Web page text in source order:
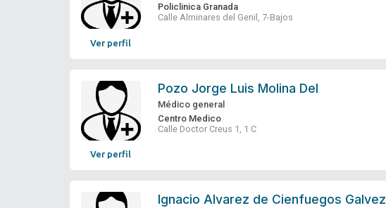
Ver perfil
Policlinica Granada
Calle Alminares del Genil, 7-Bajos
Ver perfil
Pozo Jorge Luis Molina Del
Médico general
Centro Medico
Calle Doctor Creus 1, 1 C
Ignacio Alvarez de Cienfuegos Galvez